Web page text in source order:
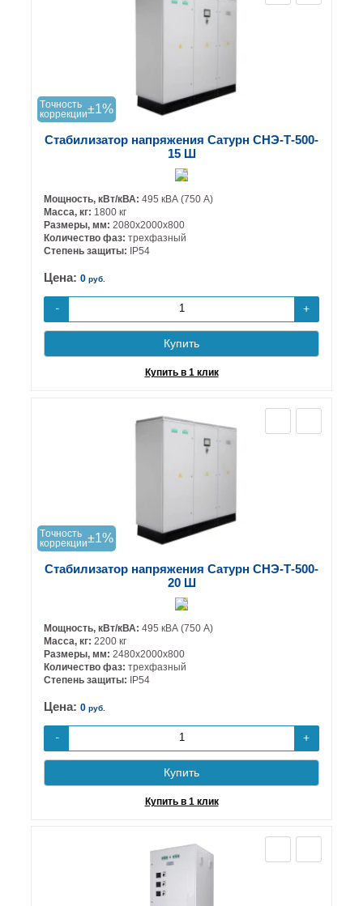
Tочность
коррекции±1%
Стабилизатор напряжения Сатурн СНЭ-Т-500-
15 Ш
Мощность, кВт/кВА: 495 кВА (750 А)
Масса, кг: 1800 кг
Размеры, мм: 2080х2000х800
Количество фаз: трехфазный
Степень защиты:
IP54
Цена: 0 руб.
- +
Купить
Купить в 1 клик
Tочность
коррекции±1%
Стабилизатор напряжения Сатурн СНЭ-Т-500-
20 Ш
Мощность, кВт/кВА: 495 кВА (750 А)
Масса, кг: 2200 кг
Размеры, мм: 2480х2000х800
Количество фаз: трехфазный
Степень защиты: IP54
Цена: 0 руб.
- +
Купить
Купить в 1 клик